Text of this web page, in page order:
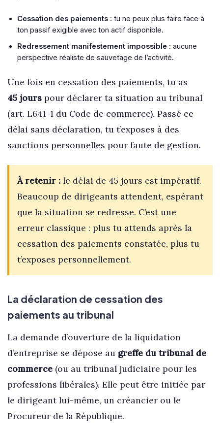
Cessation des paiements: tu ne peux plus faire face à
ton passif exigible avec ton actif disponible.
Redressement manifestement impossible : aucune
perspective réaliste de sauvetage de l’activité.
Une fois en cessation des paiements, tu as
45 jourspour déclarer ta situation au tribunal
(art. L641-1 du Code de commerce). Passé ce
délai sans déclaration, tu t’exposes à des
sanctions personnelles pour faute de gestion.
À retenir :le délai de 45 jours est impératif.
Beaucoup de dirigeants attendent, espérant
que la situation se redresse. C’est une
erreur classique : plus tu attends après la
cessation des paiements constatée, plus tu
t’exposes personnellement.
La déclaration de cessation des
paiements au tribunal
La demande d’ouverture de la liquidation
d’entreprise se dépose au greffe du tribunal de
commerce(ou au tribunal judiciaire pour les
professions libérales). Elle peut être initiée par
le dirigeant lui-même, un créancier ou le
Procureur de la République.